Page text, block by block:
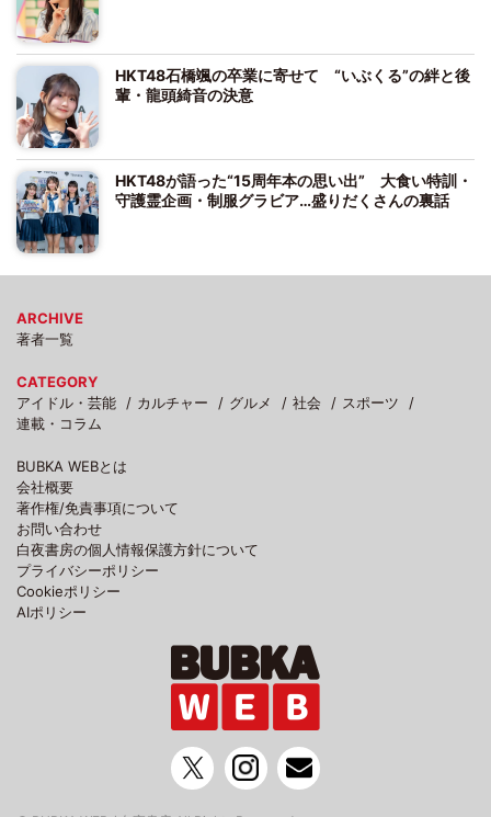
HKT48石橋颯の卒業に寄せて “いぶくる”の絆と後
輩・龍頭綺音の決意
HKT48が語った“15周年本の思い出” 大食い特訓・
守護霊企画・制服グラビア…盛りだくさんの裏話
ARCHIVE
著者一覧
CATEGORY
アイドル・芸能
カルチャー グルメ 社会
スポーツ
連載・コラム
BUBKA WEBとは
会社概要
著作権/免責事項について
お問い合わせ
白夜書房の個人情報保護方針について
プライバシーポリシー
Cookieポリシー
AIポリシー